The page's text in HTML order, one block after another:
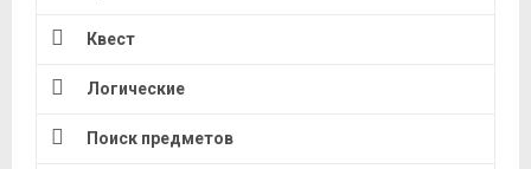
Квест
Логические
Поиск предметов